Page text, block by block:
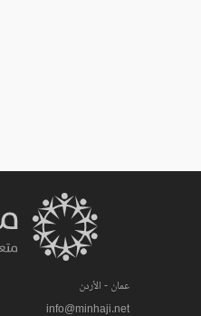
عمان - الأردن
info@minhaji.net